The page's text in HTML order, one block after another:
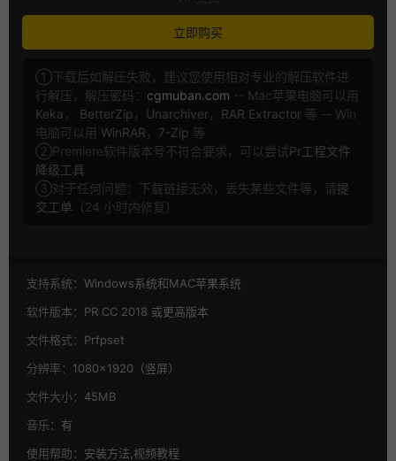
立即购买
①下载后如解压失败，建议您使用相对专业的解压软件进
行解压，解压密码： cgmuban.com -- Mac苹果电脑可以用
Keka ， BetterZip ， Unarchiver， RAR Extractor 等 -- Win
电脑可以用 WinRAR ， 7-Zip 等
②Premiere软件版本号不符合要求，可以尝试Pr工程文件
降级工具
③对于任何问题：下载链接无效，丢失某些文件等，请提
交工单 （24 小时内修复）
支持系统： Windows系统和MAC苹果系统
软件版本： PR CC 2018 或更高版本
文件格式： Prfpset
分辨率： 1080×1920（竖屏）
文件大小： 45MB
音乐： 有
使用帮助： 安装方法,视频教程